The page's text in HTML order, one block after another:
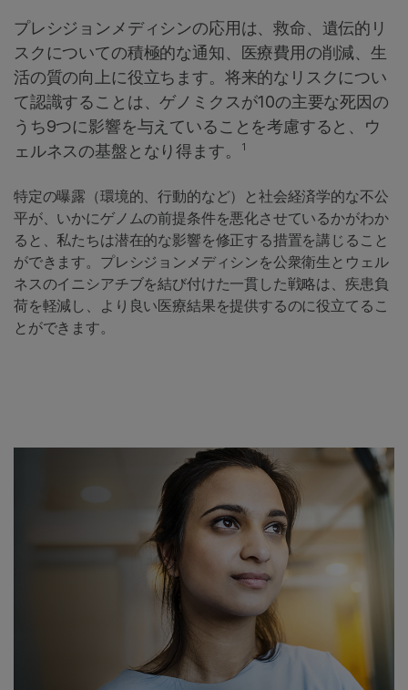
プレシジョンメディシンの応用は、救命、遺伝的リ
スクについての積極的な通知、医療費用の削減、生
活の質の向上に役立ちます。将来的なリスクについ
て認識することは、ゲノミクスが10の主要な死因の
うち9つに影響を与えていることを考慮すると、ウ
ェルネスの基盤となり得ます。
1
特定の曝露（環境的、行動的など）と社会経済学的な不公
平が、いかにゲノムの前提条件を悪化させているかがわか
ると、私たちは潜在的な影響を修正する措置を講じること
ができます。プレシジョンメディシンを公衆衛生とウェル
ネスのイニシアチブを結び付けた一貫した戦略は、疾患負
荷を軽減し、より良い医療結果を提供するのに役立てるこ
とができます。